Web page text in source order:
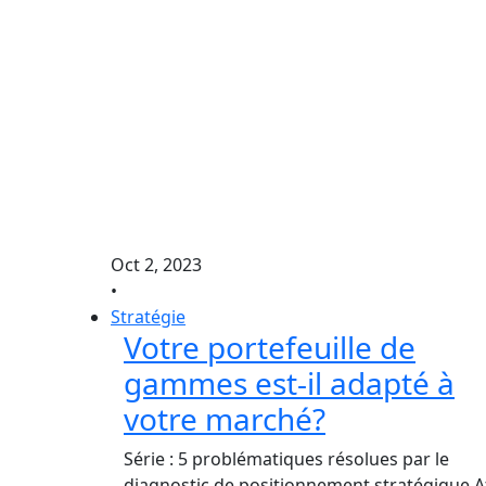
Oct 2, 2023
•
Stratégie
Votre portefeuille de
gammes est-il adapté à
votre marché?
Série : 5 problématiques résolues par le